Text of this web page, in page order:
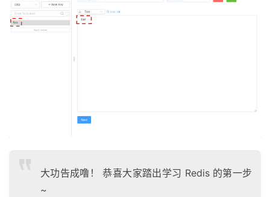
大功告成噜！ 恭喜大家踏出学习 Redis 的第一步
~